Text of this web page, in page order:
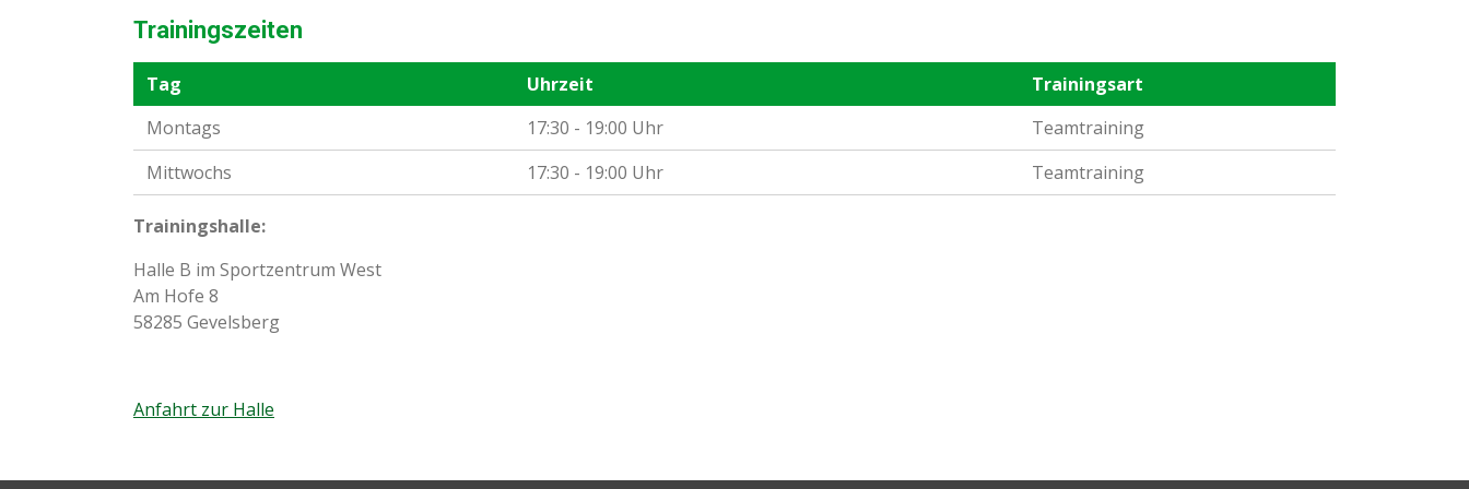
Trainingszeiten
Tag Uhrzeit
Trainingsart
Montags
17:30 - 19:00 Uhr
Teamtraining
Mittwochs
17:30 - 19:00 Uhr Teamtraining
Trainingshalle:
Halle B im Sportzentrum West
Am Hofe 8
58285 Gevelsberg
Anfahrt zur Halle